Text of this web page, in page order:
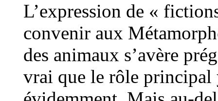
L’expression de «
convenir aux
des animaux s’avère
vrai que le rôle principal